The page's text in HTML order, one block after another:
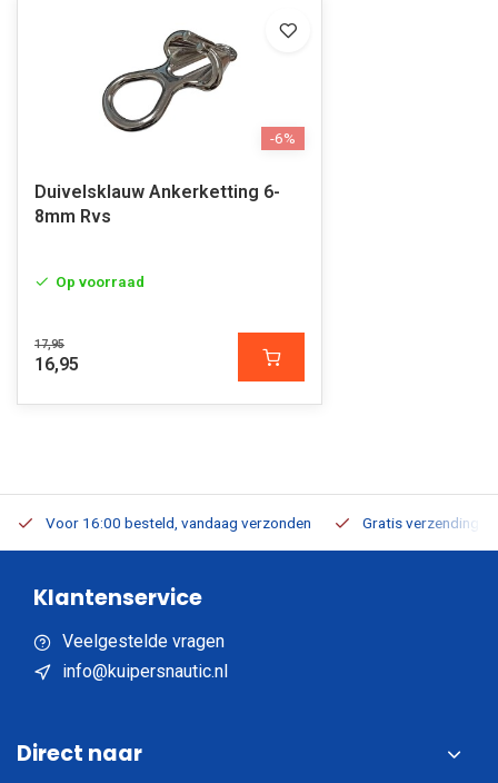
-6%
Duivelsklauw Ankerketting 6-
8mm Rvs
Op voorraad
17,95
16,95
Voor 16:00 besteld, vandaag verzonden Gratis verzending
Klantenservice
Veelgestelde vragen
info@kuipersnautic.nl
Direct naar